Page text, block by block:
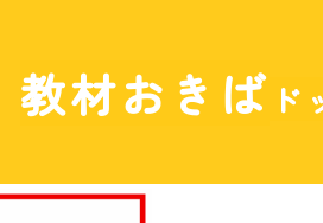
教材おきば ド